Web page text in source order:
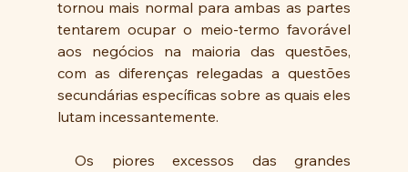
tornou mais normal para ambas as partes
tentarem ocupar o meio-termo favorável
aos negócios na maioria das questões,
com as diferenças relegadas a questões
secundárias específicas sobre as quais eles
lutam incessantemente.
Os piores excessos das grandes